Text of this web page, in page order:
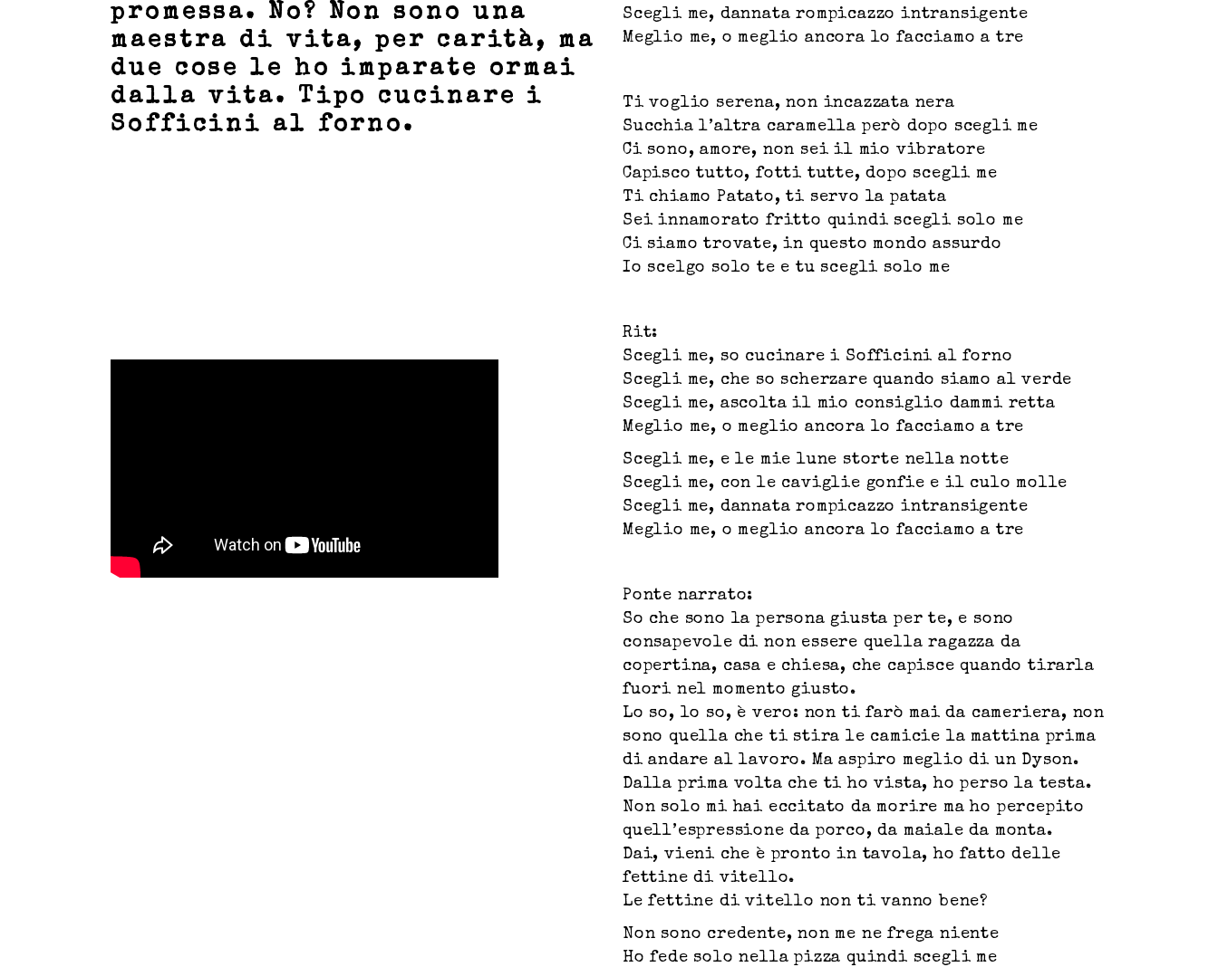
promessa. No? Non sono una
maestra di vita, per carità, ma
due cose le ho imparate ormai
dalla vita. Tipo cucinare i
Sofficini al forno.
Scegli me, dannata rompicazzo intransigente
Meglio me, o meglio ancora lo facciamo a tre
Ti voglio serena, non incazzata nera
Succhia l’altra caramella però dopo scegli me
Ci sono, amore, non sei il mio vibratore
Capisco tutto, fotti tutte, dopo scegli me
Ti chiamo Patato, ti servo la patata
Sei innamorato fritto quindi scegli solo me
Ci siamo trovate, in questo mondo assurdo
Io scelgo solo te e tu scegli solo me
Rit:
Scegli me, so cucinare i Sofficini al forno
Scegli me, che so scherzare quando siamo al verde
Scegli me, ascolta il mio consiglio dammi retta
Meglio me, o meglio ancora lo facciamo a tre
Scegli me, e le mie lune storte nella notte
Scegli me, con le caviglie gonfie e il culo molle
Scegli me, dannata rompicazzo intransigente
Meglio me, o meglio ancora lo facciamo a tre
Ponte narrato:
So che sono la persona giusta per te, e sono
consapevole di non essere quella ragazza da
copertina, casa e chiesa, che capisce quando tirarla
fuori nel momento giusto.
Lo so, lo so, è vero: non ti farò mai da cameriera, non
sono quella che ti stira le camicie la mattina prima
di andare al lavoro. Ma aspiro meglio di un Dyson.
Dalla prima volta che ti ho vista, ho perso la testa.
Non solo mi hai eccitato da morire ma ho percepito
quell’espressione da porco, da maiale da monta.
Dai, vieni che è pronto in tavola, ho fatto delle
fettine di vitello.
Le fettine di vitello non ti vanno bene?
Non sono credente, non me ne frega niente
Ho fede solo nella pizza quindi scegli me